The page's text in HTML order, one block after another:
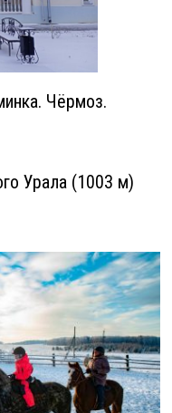
Чёрмоз.
Урала (1003 м)